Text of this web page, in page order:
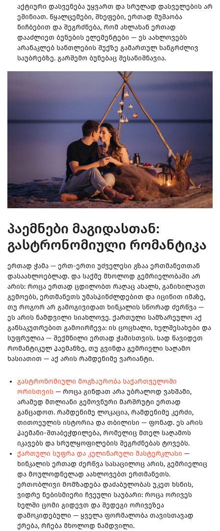
აქტიური დასვენება უყვართ და სრულად დასველების არ
ეშინიათ. წყალცემები, შხეფები, ერთად მუშაობა
ნიჩბებით და შეგრძნება, რომ ახლახან ერთად
დააძლიეთ ბუნების ელემენტები — ეს აახლოვებს
არანაკლებ სანთლების შუქზე გამართულ ხანგრძლივ
საუბრებზე. გარშემო ბუნებაც შესანიშნავია.
პაემნები მაგიდასთან:
გასტრონომიული რომანტიკა
ერთად ჭამა — ერთ-ერთი უძველესი გზაა ერთმანეთთან
დასაახლოებლად. და საქმე მხოლოდ გემრიელობაში არ
არის: როცა ერთად ცდილობთ რაღაც ახალს, განიხილავთ
გემოებს, ერთმანეთს უმასპინძლდებით და იცინით იმაზე,
თუ როგორ არ გამოგივიდათ ხინკალის სწორად ძერწვა —
ეს არის ნამდვილი სიახლოვე. ქართული სამზარეულო აქ
განსაკუთრებით გამოირჩევა: ის ცოცხალი, ხელშესახები და
სუფრულია — შექმნილი ერთად ჭამისთვის. სად წავიდეთ
რომანტიკულ პაემანზე, თუ გვინდა გემრიელი საღამო
ხასიათით — აქ არის რამდენიმე ვარიანტი.
გასტრონომიული მოგზაურობა საქართველოში
ორისთვის — როცა გინდათ არა უბრალოდ ვახშამი,
არამედ მთლიანი გემოვნური მარშრუტი ერთად
განცადოთ. რამდენიმე ლოკაცია, რამდენიმე კერძი,
თითოეულის ისტორია და თბილისი — ფონად. ეს არის
პაემანი-შთაბეჭდილება, რომელიც მთელ საღამოს
იკავებს და სრულყოფილების შეგრძნებას ტოვებს.
ქართული სუფრა და კულინარული მასტერკლასი —
ხინკალის ერთად ძერწვა სასაცილოც არის, გემრიელიც
და მოულოდნელად აახლოვებთ ერთმანეთს.
ერთობლივი მომზადება დაძაბულობას უკეთ ხსნის,
ვიდრე ნებისმიერი ჩვეული საუბარი: როცა ორივეს
ხელში ცომი გიდევთ და შედეგი ორივეზეა
დამოკიდებული — ყველა ფორმალობა თავისთავად
ქრება, რჩება მხოლოდ ნამდვილი.